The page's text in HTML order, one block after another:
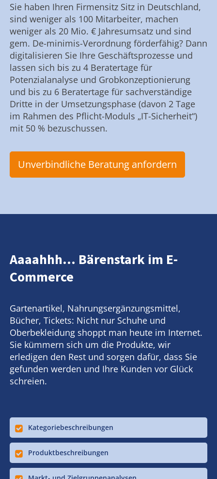
Sie haben Ihren Firmensitz Sitz in Deutschland,
sind weniger als 100 Mitarbeiter, machen
weniger als 20 Mio. € Jahresumsatz und sind
gem. De-minimis-Verordnung förderfähig? Dann
digitalisieren Sie Ihre Geschäftsprozesse und
lassen sich bis zu 4 Beratertage für
Potenzialanalyse und Grobkonzeptionierung
und bis zu 6 Beratertage für sachverständige
Dritte in der Umsetzungsphase (davon 2 Tage
im Rahmen des Pflicht-Moduls „IT-Sicherheit“)
mit 50 % bezuschussen.
Unverbindliche Beratung anfordern
Aaaahhh... Bärenstark im E-
Commerce
Gartenartikel, Nahrungsergänzungsmittel,
Bücher, Tickets: Nicht nur Schuhe und
Oberbekleidung shoppt man heute im Internet.
Sie kümmern sich um die Produkte, wir
erledigen den Rest und sorgen dafür, dass Sie
gefunden werden und Ihre Kunden vor Glück
schreien.
Kategoriebeschreibungen
Produktbeschreibungen